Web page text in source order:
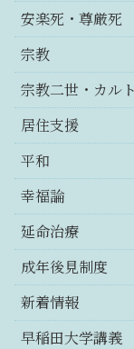
安楽死・尊厳死
宗教
宗教二世・カル
居住支援
平和
幸福論
延命治療
成年後見制度
新着情報
早稲田大学講義